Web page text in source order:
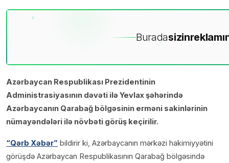
Buradasizin
Azərbaycan Respublikası Prezidentinin
Administrasiyasının dəvəti ilə Yevlax şəhərində
Azərbaycanın Qarabağ bölgəsinin erməni sakinlərinin
nümayəndələri ilə növbəti görüş keçirilir.
“Qərb Xəbər” bildirir ki, Azərbaycanın mərkəzi hakimiyyətini
görüşdə Azərbaycan Respublikasının Qarabağ bölgəsində